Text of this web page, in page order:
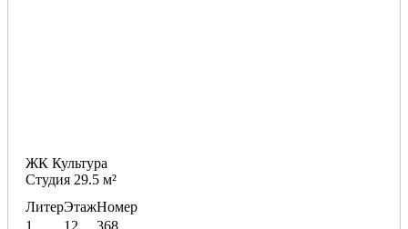
ЖК Культура
Студия 29.5 м²
ЛитерЭтажНомер